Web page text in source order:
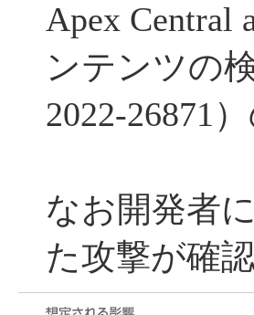
Apex Central
ンテンツの
2022-26871
なお開発者
た攻撃が確